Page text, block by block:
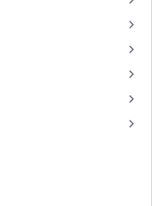
keyboard_arrow_right
keyboard_arrow_right
keyboard_arrow_right
keyboard_arrow_right
keyboard_arrow_right